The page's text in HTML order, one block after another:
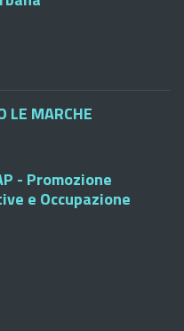
MARCHE
- Promozione
e Occupazione